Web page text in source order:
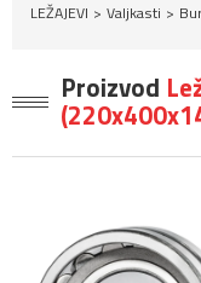
LEŽAJEVI Valjkasti
Proizvod